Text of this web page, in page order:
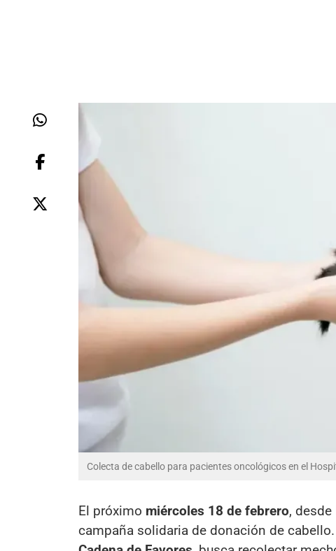
Colecta de cabello para pacientes oncológicos en el
El próximo miércoles 18 de febrero, desde
campaña solidaria de donación de